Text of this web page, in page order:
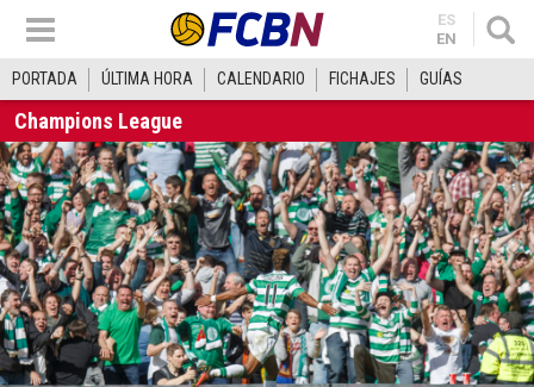
ES
EN
PORTADA ÚLTIMA HORA CALENDARIO FICHAJES GUÍAS
Champions League